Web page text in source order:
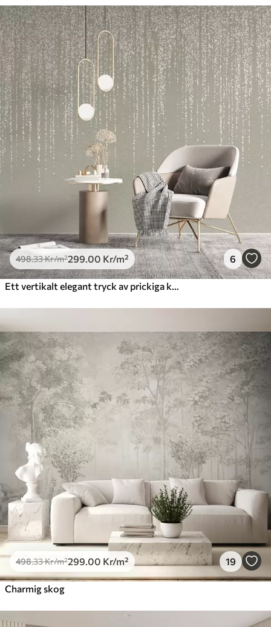
498.33Kr/m²299 .00 Kr/m² 6
498.33Kr/m²299 .00 Kr/m² 19
Charmig skog